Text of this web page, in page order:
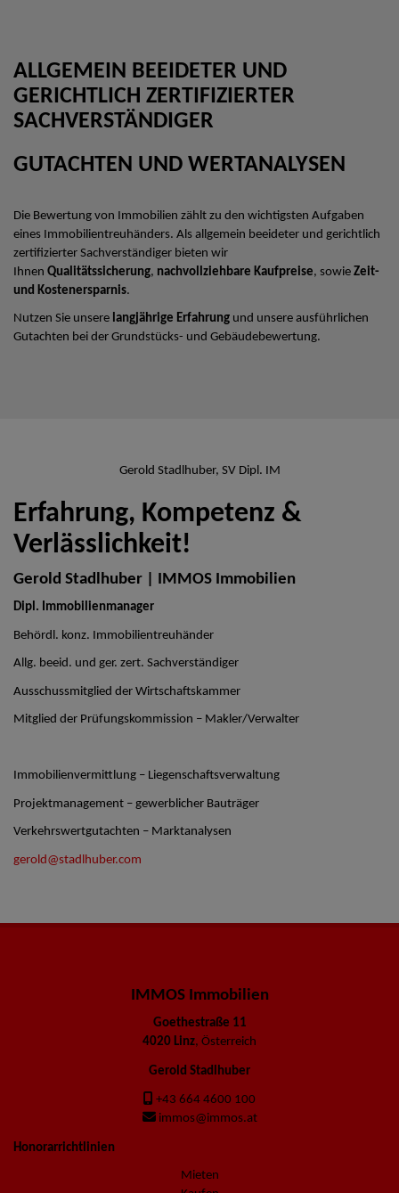
ALLGEMEIN BEEIDETER UND
GERICHTLICH ZERTIFIZIERTER
SACHVERSTÄNDIGER
GUTACHTEN UND WERTANALYSEN
Die Bewertung von Immobilien zählt zu den wichtigsten Aufgaben
eines Immobilientreuhänders. Als allgemein beeideter und gerichtlich
zertifizierter Sachverständiger bieten wir
Ihnen Qualitätssicherung, nachvollziehbare Kaufpreise, sowie Zeit-
und Kostenersparnis.
Nutzen Sie unsere langjährige Erfahrung und unsere ausführlichen
Gutachten bei der Grundstücks- und Gebäudebewertung.
Gerold Stadlhuber, SV Dipl. IM
Erfahrung, Kompetenz &
Verlässlichkeit!
Gerold Stadlhuber | IMMOS Immobilien
Dipl. Immobilienmanager
Behördl. konz. Immobilientreuhänder
Allg. beeid. und ger. zert. Sachverständiger
Ausschussmitglied der Wirtschaftskammer
Mitglied der Prüfungskommission – Makler/Verwalter
Immobilienvermittlung – Liegenschaftsverwaltung
Projektmanagement – gewerblicher Bauträger
Verkehrswertgutachten – Marktanalysen
gerold@stadlhuber.com
IMMOS Immobilien
Goethestraße 11
4020 Linz, Österreich
Gerold Stadlhuber
+43 664 4600 100
immos@immos.at
Honorarrichtlinien
Mieten